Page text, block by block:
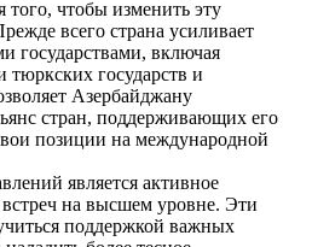
того, чтобы изменить эту
всего страна усиливает
государствами, включая
тюркских государств и
Азербайджану
стран, поддерживающих его
позиции на международной
является активное
на высшем уровне. Эти
поддержкой важных